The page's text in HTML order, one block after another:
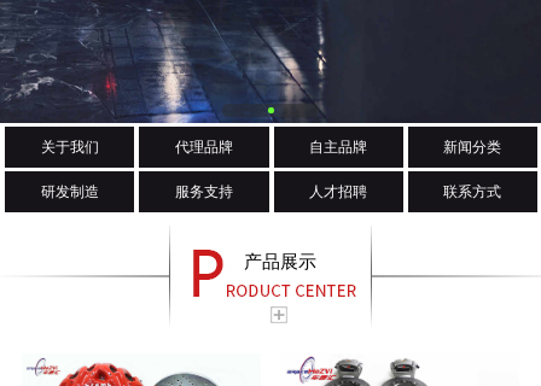
关于我们 代理品牌 自主品牌 新闻分类
研发制造 服务支持 人才招聘 联系方式
产品展示